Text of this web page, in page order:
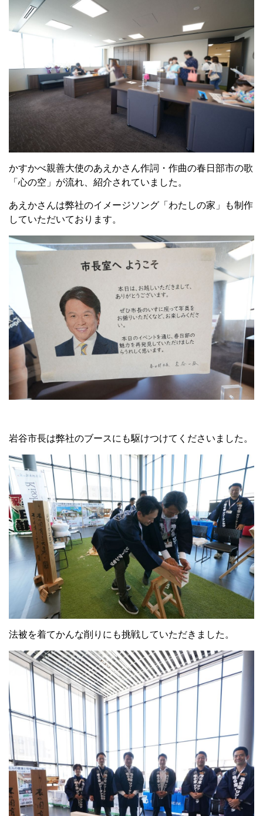
かすかべ親善大使のあえかさん作詞・作曲の春日部市の歌
「心の空」が流れ、紹介されていました。
あえかさんは弊社のイメージソング「わたしの家」も制作
していただいております。
岩谷市長は弊社のブースにも駆けつけてくださいました。
法被を着てかんな削りにも挑戦していただきました。